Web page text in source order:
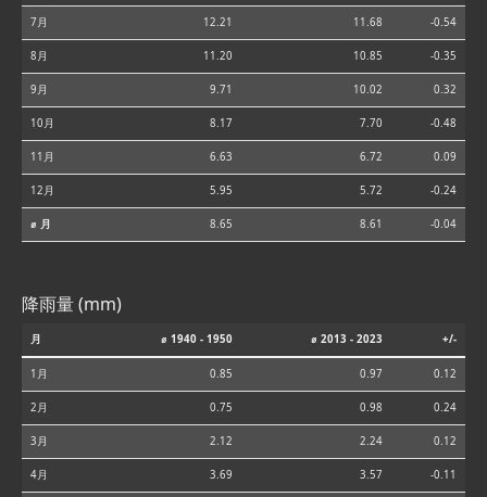
7月 12.21 11.68 -0.54
8月 11.20 10.85 -0.35
9月 9.71 10.02 0.32
10月 8.17 7.70 -0.48
11月 6.63 6.72 0.09
12月 5.95 5.72 -0.24
⌀ 月 8.65 8.61 -0.04
降雨量 (mm)
月 ⌀ 1940 - 1950 ⌀ 2013 - 2023 +/-
1月 0.85 0.97 0.12
2月 0.75 0.98 0.24
3月 2.12 2.24 0.12
4月 3.69 3.57 -0.11